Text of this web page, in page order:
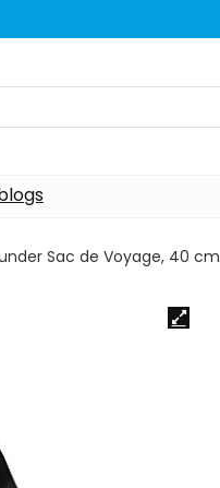
Sac de Voyage, 40 cm